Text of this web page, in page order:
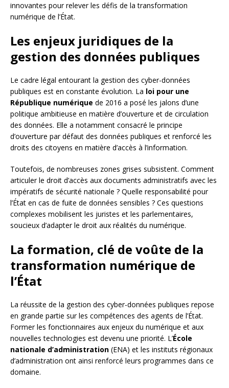
innovantes pour relever les défis de la transformation
numérique de l’État.
Les enjeux juridiques de la
gestion des données publiques
Le cadre légal entourant la gestion des cyber-données
publiques est en constante évolution. La loi pour une
République numérique de 2016 a posé les jalons d’une
politique ambitieuse en matière d’ouverture et de circulation
des données. Elle a notamment consacré le principe
d’ouverture par défaut des données publiques et renforcé les
droits des citoyens en matière d’accès à l’information.
Toutefois, de nombreuses zones grises subsistent. Comment
articuler le droit d’accès aux documents administratifs avec les
impératifs de sécurité nationale ? Quelle responsabilité pour
l’État en cas de fuite de données sensibles ? Ces questions
complexes mobilisent les juristes et les parlementaires,
soucieux d’adapter le droit aux réalités du numérique.
La formation, clé de voûte de la
transformation numérique de
l’État
La réussite de la gestion des cyber-données publiques repose
en grande partie sur les compétences des agents de l’État.
Former les fonctionnaires aux enjeux du numérique et aux
nouvelles technologies est devenu une priorité. L’École
nationale d’administration (ENA) et les instituts régionaux
d’administration ont ainsi renforcé leurs programmes dans ce
domaine.